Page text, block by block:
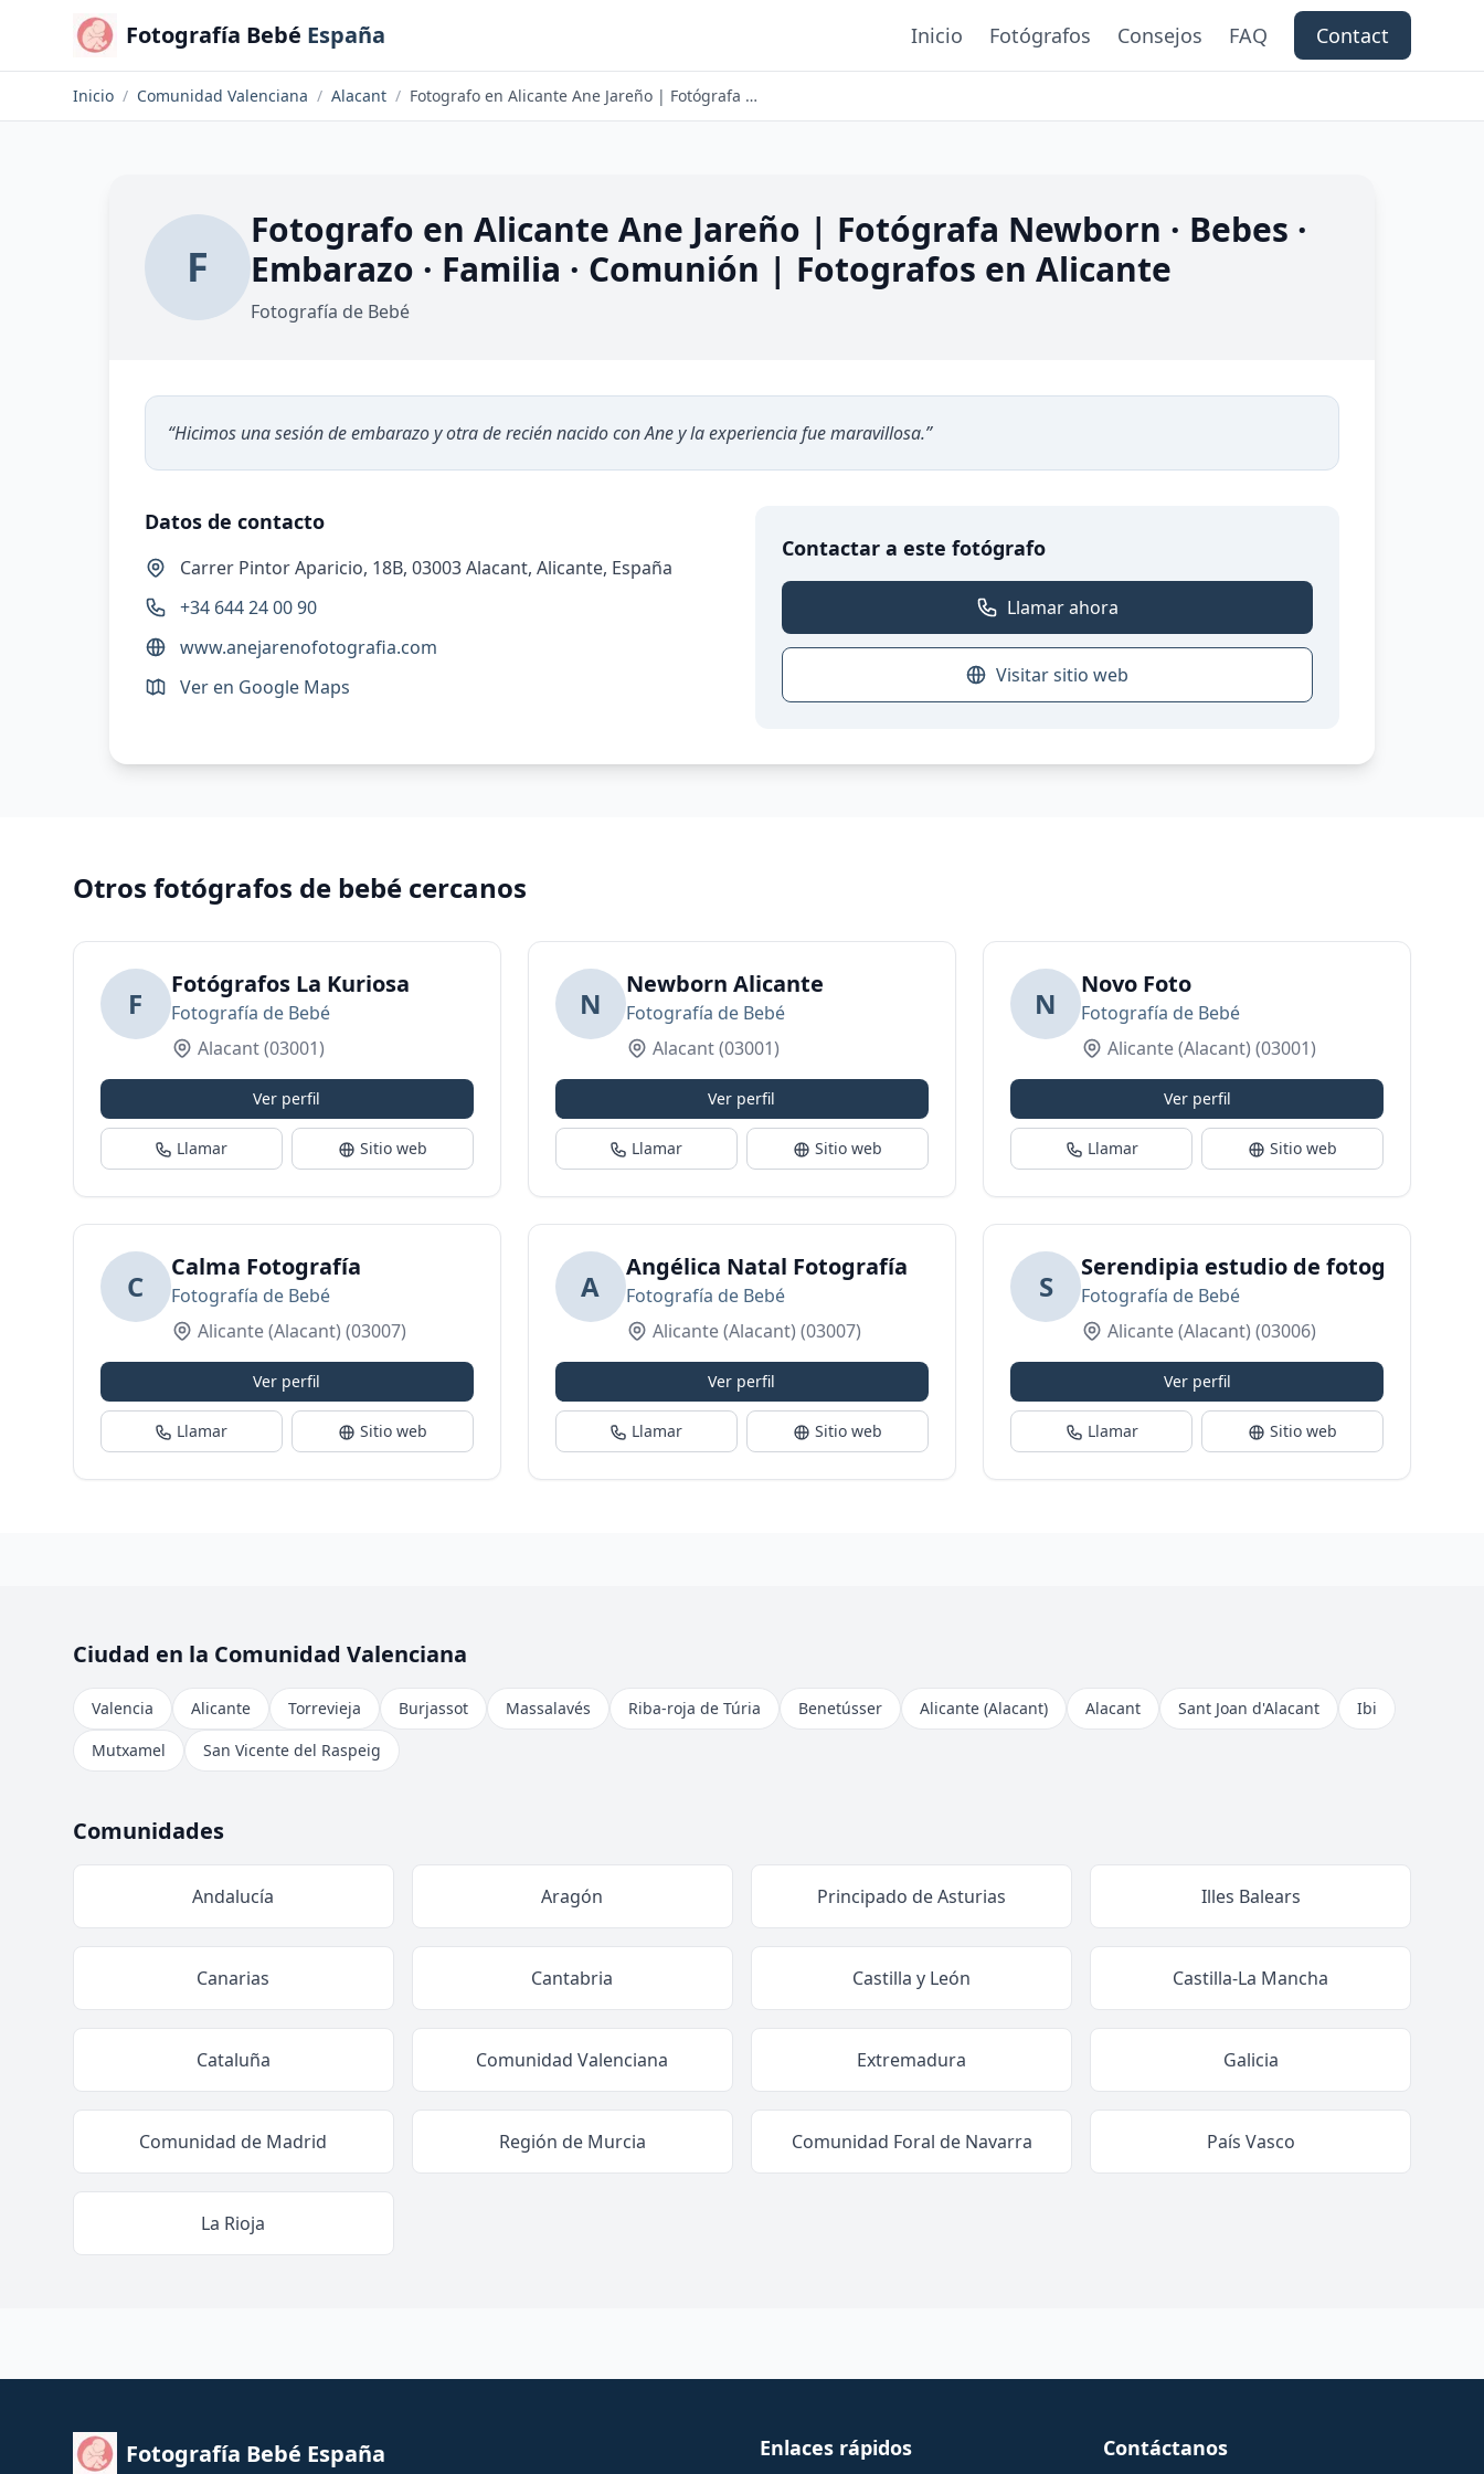
Fotografía Bebé España Inicio Fotógrafos Consejos FAQ Contact
Inicio / Comunidad Valenciana / Alacant / Fotografo en Alicante Ane Jareño | Fotógrafa Newborn · Bebes · Embarazo · Familia · Comunión | Fotografos en Alicante
F
Fotografo en Alicante Ane Jareño | Fotógrafa Newborn · Bebes ·
Embarazo · Familia · Comunión | Fotografos en Alicante
Fotografía de Bebé
“Hicimos una sesión de embarazo y otra de recién nacido con Ane y la experiencia fue maravillosa.”
Datos de contacto
Carrer Pintor Aparicio, 18B, 03003 Alacant, Alicante, España
+34 644 24 00 90
www.anejarenofotografia.com
Ver en Google Maps
Contactar a este fotógrafo
Llamar ahora
Visitar sitio web
Otros fotógrafos de bebé cercanos
F
Fotógrafos La Kuriosa
Fotografía de Bebé
Alacant(03001)
Ver perfil
Llamar Sitio web
N
Newborn Alicante
Fotografía de Bebé
Alacant(03001)
Ver perfil
Llamar Sitio web
N
Novo Foto
Fotografía de Bebé
Alicante (Alacant) (03001)
Ver perfil
Llamar Sitio web
C
Calma Fotografía
Fotografía de Bebé
Alicante (Alacant) (03007)
Ver perfil
Llamar Sitio web
A
Angélica Natal Fotografía
Fotografía de Bebé
Alicante (Alacant) (03007)
Ver perfil
Llamar Sitio web
S
Serendipia estudio de fotografía
Fotografía de Bebé
Alicante (Alacant) (03006)
Ver perfil
Llamar Sitio web
Ciudad en la Comunidad Valenciana
Valencia Alicante Torrevieja Burjassot Massalavés Riba-roja de Túria Benetússer Alicante (Alacant) Alacant Sant Joan d'Alacant
Ibi
Mutxamel
San Vicente del Raspeig
Comunidades
Andalucía Aragón Principado de Asturias Illes Balears
Canarias Cantabria Castilla y León Castilla-La Mancha
Cataluña Comunidad Valenciana Extremadura Galicia
Comunidad de Madrid Región de Murcia Comunidad Foral de Navarra País Vasco
La Rioja
Fotografía Bebé España Enlaces rápidos Contáctanos